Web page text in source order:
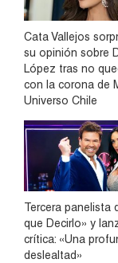
Cata Vallejos
su opinión sobre
López tras no
con la corona de
Universo Chile
Tercera panelista
que Decirlo» y
crítica: «Una
deslealtad»